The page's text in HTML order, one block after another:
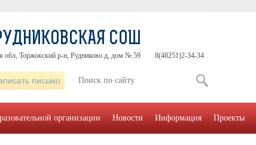
СОШ
обл, Торжокский р-н, Рудниково д, дом № 59 8(48251)2-34-34
письмо
организации Новости Информация Проекты